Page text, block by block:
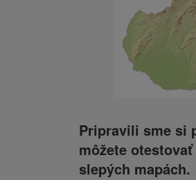
Pripravili sme si
môžete
slepých mapách.